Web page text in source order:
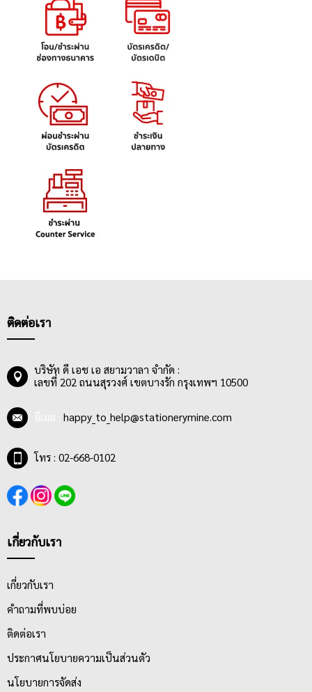
ติดต่อเรา
บริษัท ดี เอช เอ สยามวาลา จำกัด :
เลขที่ 202 ถนนสุรวงศ์ เขตบางรัก กรุงเทพฯ 10500
happy_to_help@stationerymine.com
โทร : 02-668-0102
เกี่ยวกับเรา
เกี่ยวกับเรา
คำถามที่พบบ่อย
ติดต่อเรา
ประกาศนโยบายความเป็นส่วนตัว
นโยบายการจัดส่ง